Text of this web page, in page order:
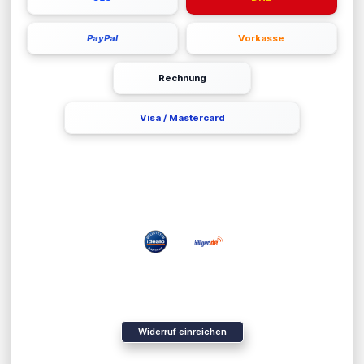
PayPal Vorkasse
Rechnung
Visa / Mastercard
Widerruf einreichen